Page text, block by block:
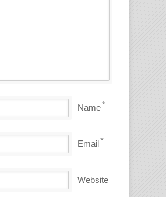
Name*
Email*
Website